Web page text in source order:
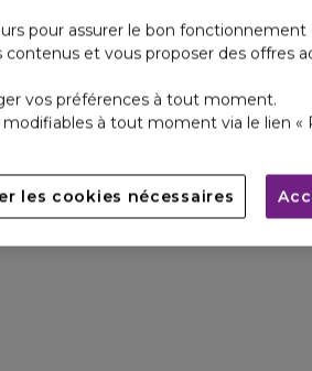
pour assurer le bon
et vous proposer des offres
vos préférences à tout moment.
à tout moment via le lien «
les cookies nécessaires